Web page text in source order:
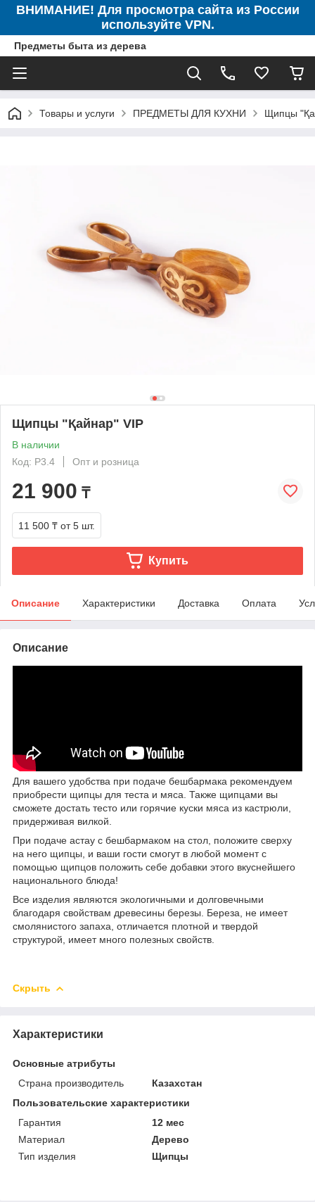
ВНИМАНИЕ! Для просмотра сайта из России
используйте VPN.
Предметы быта из дерева
Товары и услуги ПРЕДМЕТЫ ДЛЯ КУХНИ Щипцы
Щипцы "Қайнар" VIP
В наличии
Код: Р3.4
Опт и розница
21 900 ₸
11 500 ₸ от 5 шт.
Купить
Описание Характеристики Доставка Оплата
Описание
Для вашего удобства при подаче бешбармака рекомендуем
приобрести щипцы для теста и мяса. Также щипцами вы
сможете достать тесто или горячие куски мяса из кастрюли,
придерживая вилкой.
При подаче астау с бешбармаком на стол, положите сверху
на него щипцы, и ваши гости смогут в любой момент с
помощью щипцов положить себе добавки этого вкуснейшего
национального блюда!
Все изделия являются экологичными и долговечными
благодаря свойствам древесины березы. Береза, не имеет
смолянистого запаха, отличается плотной и твердой
структурой, имеет много полезных свойств.
Скрыть
Характеристики
Основные атрибуты
Страна производитель
Казахстан
Пользовательские характеристики
Гарантия
12 мес
Материал
Дерево
Тип изделия
Щипцы